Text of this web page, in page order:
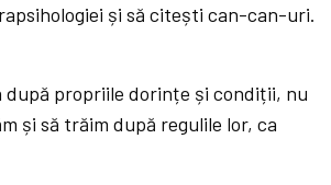
și să citești can-can-uri.
propriile dorințe și condiții, nu
și să trăim după regulile lor, ca